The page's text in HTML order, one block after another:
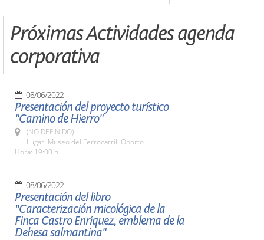
Próximas Actividades agenda
corporativa
08/06/2022
Presentación del proyecto turístico
"Camino de Hierro"
(NO DEFINIDO)
Lugar: Museo del Ferrocarril. Oporto
Hora: 19:00 h.
08/06/2022
Presentación del libro
"Caracterización micológica de la
Finca Castro Enríquez, emblema de la
Dehesa salmantina"